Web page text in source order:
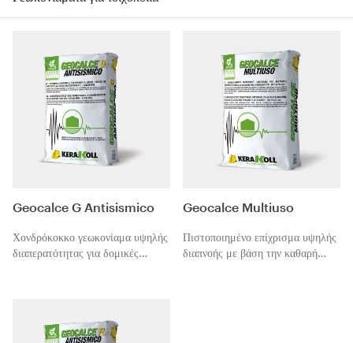
Geocalce G Antisismico
Χονδρόκοκκο γεωκονίαμα υψηλής
διαπερατότητας για δομικές
συμβατό με πλέγματα χαλύβδινου
Geocalce Multiuso
Πιστοποιημένο επίχρισμα υψηλής
διαπνοής με βάση την καθαρή